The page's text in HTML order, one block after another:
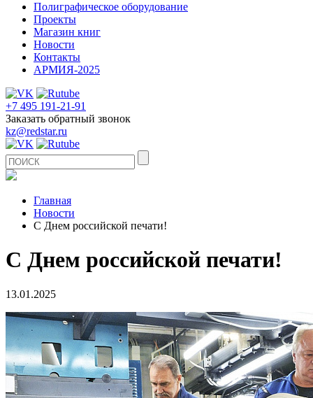
Полиграфическое оборудование
Проекты
Магазин книг
Новости
Контакты
АРМИЯ-2025
+7 495 191-21-91
Заказать обратный звонок
kz@redstar.ru
Главная
Новости
С Днем российской печати!
С Днем российской печати!
13.01.2025